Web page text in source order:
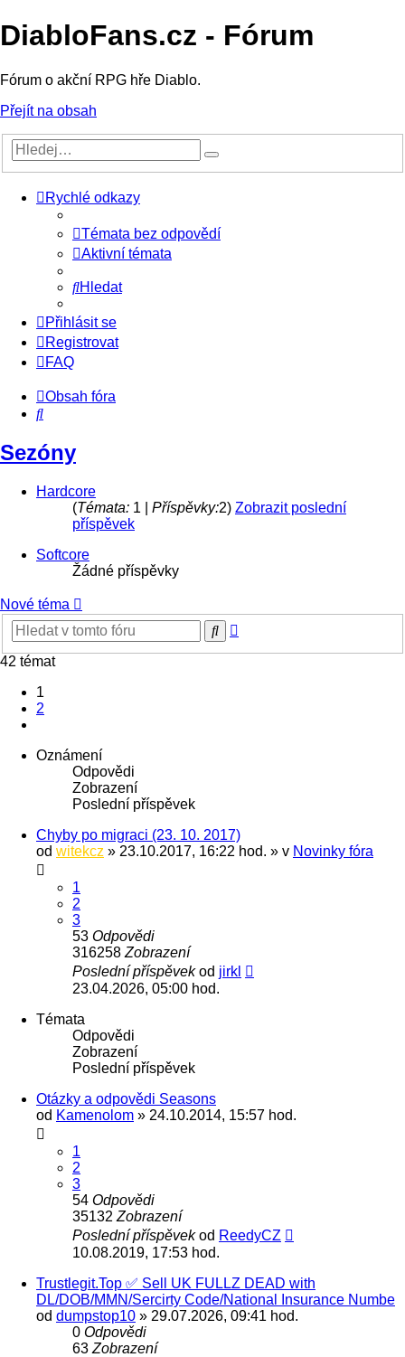
DiabloFans.cz - Fórum
Fórum o akční RPG hře Diablo.
Přejít na obsah
Rychlé odkazy
Témata bez odpovědí
Aktivní témata
Hledat
Přihlásit se
Registrovat
FAQ
Obsah fóra
Hledat
Sezóny
Hardcore
(Témata: 1 | Příspěvky:2) Zobrazit poslední
příspěvek
Softcore
Žádné příspěvky
Nové téma
Hledat
42 témat
1
2
Oznámení
Odpovědi
Zobrazení
Poslední příspěvek
Chyby po migraci (23. 10. 2017)
od witekcz » 23.10.2017, 16:22 hod. » v Novinky fóra
1
2
3
53 Odpovědi
316258 Zobrazení
Poslední příspěvekod jirkl
23.04.2026, 05:00 hod.
Témata
Odpovědi
Zobrazení
Poslední příspěvek
Otázky a odpovědi Seasons
od Kamenolom » 24.10.2014, 15:57 hod.
1
2
3
54 Odpovědi
35132 Zobrazení
Poslední příspěvekod ReedyCZ
10.08.2019, 17:53 hod.
Trustlegit.Top ✅ Sell UK FULLZ DEAD with
DL/DOB/MMN/Sercirty Code/National Insurance Numbe
od dumpstop10 » 29.07.2026, 09:41 hod.
0 Odpovědi
63 Zobrazení